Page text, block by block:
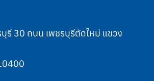
รี 30 ถนน เพชรบุรีตัดใหม่ แขวง